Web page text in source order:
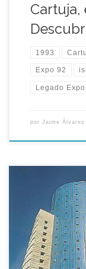
Cartuja,
1993
Expo 92
Legado
por Jaime Álvarez
Aquel día de
de la empresa
Isla de la
empresa que